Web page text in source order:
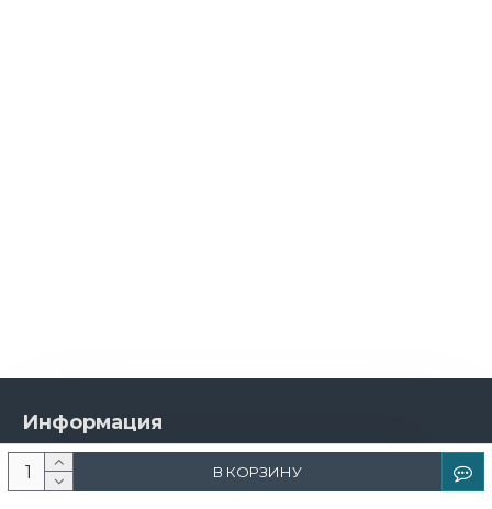
В КОРЗИНУ
Информация
О компании
Новости и акции